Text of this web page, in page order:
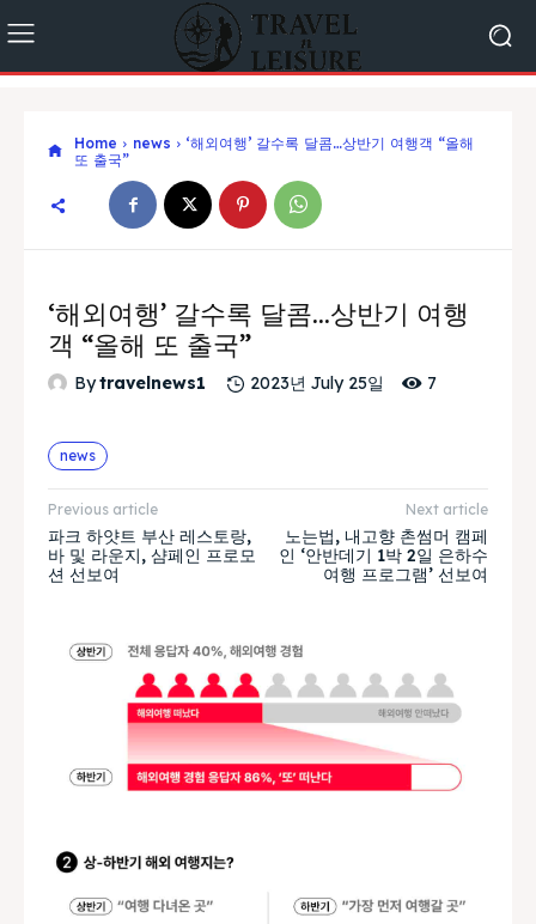
Home news
‘해외여행’ 갈수록 달콤…상반기 여행객 “올해
또 출국”
‘해외여행’ 갈수록 달콤…상반기 여행
객 “올해 또 출국”
Bytravelnews1 2023년 July 25일 7
news
Previous article
파크 하얏트 부산 레스토랑,
바 및 라운지, 샴페인 프로모
션 선보여
Next article
노는법, 내고향 촌썸머 캠페
인 ‘안반데기 1박 2일 은하수
여행 프로그램’ 선보여